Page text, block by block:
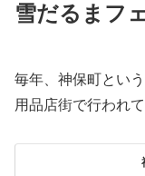
雪だるまフ
毎年、神保町とい
用品店街で行われ